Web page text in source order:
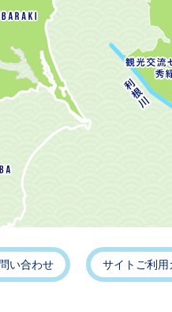
い合わせ サイトご利用